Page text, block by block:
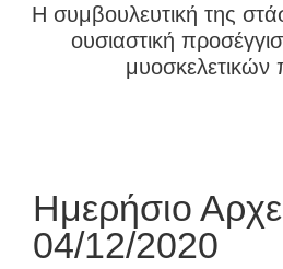
Η συμβουλευτική της
ουσιαστική
Ημερήσιο
04/12/2020